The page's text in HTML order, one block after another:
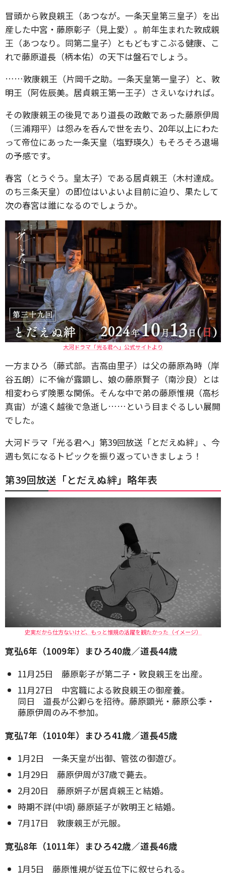
冒頭から敦良親王（あつなが。一条天皇第三皇子）を出
産した中宮・藤原彰子（見上愛）。前年生まれた敦成親
王（あつなり。同第二皇子）ともどもすこぶる健康、こ
れで藤原道長（柄本佑）の天下は盤石でしょう。
……敦康親王（片岡千之助。一条天皇第一皇子）と、敦
明王（阿佐辰美。居貞親王第一王子）さえいなければ。
その敦康親王の後見であり道長の政敵であった藤原伊周
（三浦翔平）は怨みを呑んで世を去り、20年以上にわた
って帝位にあった一条天皇（塩野瑛久）もそろそろ退場
の予感です。
春宮（とうぐう。皇太子）である居貞親王（木村達成。
のち三条天皇）の即位はいよいよ目前に迫り、果たして
次の春宮は誰になるのでしょうか。
大河ドラマ「光る君へ」公式サイトより
一方まひろ（藤式部。吉高由里子）は父の藤原為時（岸
谷五朗）に不倫が露顕し、娘の藤原賢子（南沙良）とは
相変わらず険悪な関係。そんな中で弟の藤原惟規（高杉
真宙）が遠く越後で急逝し……という目まぐるしい展開
でした。
大河ドラマ「光る君へ」第39回放送「とだえぬ絆」、今
週も気になるトピックを振り返っていきましょう！
第39回放送「とだえぬ絆」略年表
史実だから仕方ないけど、もっと惟規の活躍を観たかった（イメージ）
寛弘6年（1009年）まひろ40歳／道長44歳
11月25日 藤原彰子が第二子・敦良親王を出産。
11月27日 中宮職による敦良親王の御産養。
同日 道長が公卿らを招待。藤原顕光・藤原公季・
藤原伊周のみ不参加。
寛弘7年（1010年）まひろ41歳／道長45歳
1月2日 一条天皇が出御、管弦の御遊び。
1月29日 藤原伊周が37歳で薨去。
2月20日 藤原妍子が居貞親王と結婚。
時期不詳(中頃) 藤原延子が敦明王と結婚。
7月17日 敦康親王が元服。
寛弘8年（1011年）まひろ42歳／道長46歳
1月5日 藤原惟規が従五位下に叙せられる。